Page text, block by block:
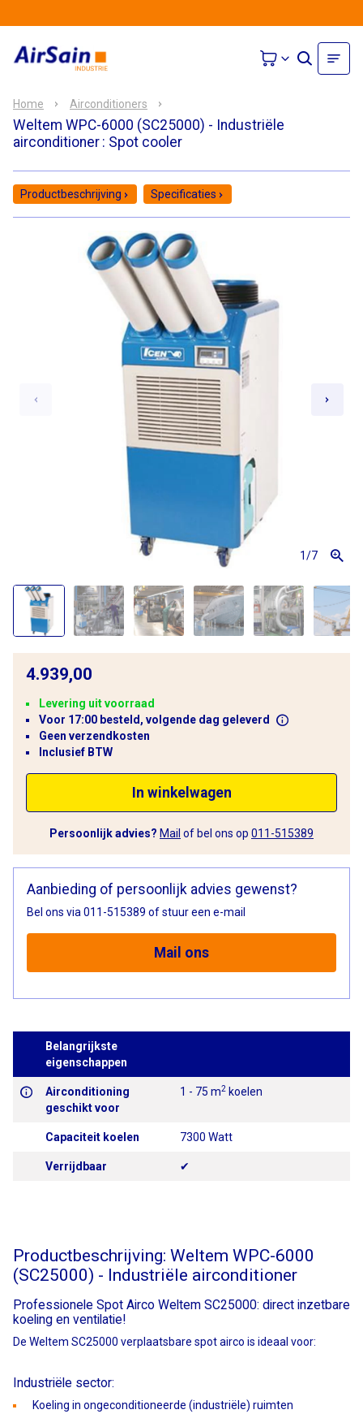
Home Airconditioners
Weltem WPC-6000 (SC25000) - Industriële
airconditioner : Spot cooler
Productbeschrijving Specificaties
1/7
4.939,00
Levering uit voorraad
Voor 17:00 besteld, volgende dag geleverd
Geen verzendkosten
Inclusief BTW
In winkelwagen
Persoonlijk advies? Mail of bel ons op 011-515389
Aanbieding of persoonlijk advies gewenst?
Bel ons via 011-515389 of stuur een e-mail
Mail ons
Belangrijkste
eigenschappen
Airconditioning
geschikt voor
1 - 75 m2 koelen
Capaciteit koelen 7300 Watt
Verrijdbaar ✔
Productbeschrijving: Weltem WPC-6000
(SC25000) - Industriële airconditioner
Professionele Spot Airco Weltem SC25000: direct inzetbare
koeling en ventilatie!
De Weltem SC25000 verplaatsbare spot airco is ideaal voor:
Industriële sector:
Koeling in ongeconditioneerde (industriële) ruimten